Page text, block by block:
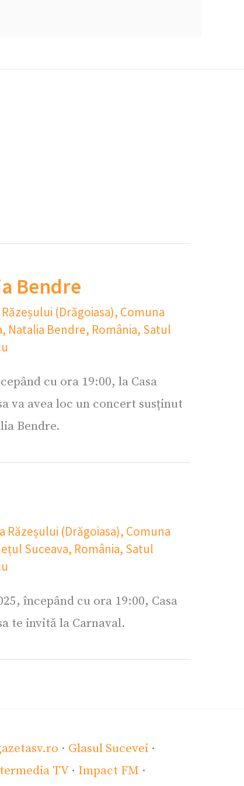
Bendre
Răzeșului (Drăgoiasa), Comuna
, Natalia Bendre, România, Satul
cu ora 19:00, la Casa
va avea loc un concert susținut
Bendre.
Răzeșului (Drăgoiasa), Comuna
Suceava, România, Satul
începând cu ora 19:00, Casa
te invită la Carnaval.
· Glasul Sucevei ·
TV· Impact FM ·